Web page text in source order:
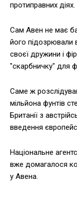
протиправних діях.
Сам Авен не має
його підозрювали
своєї дружини і
"скарбничку" для
Саме ж
мільйона фунтів
Британії з
введення
Національне
вже домагалося
у Авена.